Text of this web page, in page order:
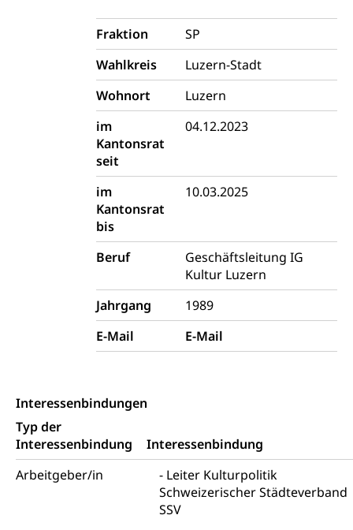
Fraktion
SP
Wahlkreis
Luzern-Stadt
Wohnort
Luzern
im
Kantonsrat
seit
04.12.2023
im
Kantonsrat
bis
10.03.2025
Beruf
Geschäftsleitung IG
Kultur Luzern
Jahrgang
1989
E-Mail
E-Mail
Interessenbindungen
Typ der
Interessenbindung
Interessenbindung
Arbeitgeber/in
Leiter Kulturpolitik
Schweizerischer Städteverband
SSV
Bildende Kunst, Angewandte Kunst, Theater/Tanz,
Musik, Entwicklung, Programmbeiträge,
Filmförderung, Regionale Förderfonds,
Werkankäufe, Kunstankäufe, Kunst und Bau, Schule
und Kultur, Kulturgesuche, Kulturvermittlung
Kulturförderung und Vermittlung
Angebote für Schulklassen
Zentralschweizer Filmförderung
Schiene und öffentlicher Verkehr
Schienenverkehr, Zugverkehr, Bahnverkehr,
Transportmittel, öffentlicher Verkehr
Verkehrsverbund Luzern VVL
Öffentlicher Verkehr Luzern Mobil
Schiffsverkehr, Binnenschifffahrt, Seeschifffahrt,
Flussschifffahrt
Schifffahrt (Strassenverkehrsamt)
Langsamverkehr, Transportmittel, Auto, Motorrad,
Individualverkehr
zentras (Betrieb und Unterhalt LU, OW, NW,
ZG)
Strassenverkehrsamt
Verkehr und Infrastruktur vif
Persönliches